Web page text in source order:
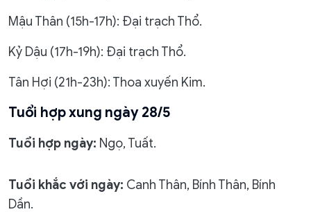
Mậu Thân (15h-17h): Đại trạch Thổ.
Kỷ Dậu (17h-19h): Đại trạch Thổ.
Tân Hợi (21h-23h): Thoa xuyến Kim.
Tuổi hợp xung ngày 28/5
Tuổi hợp ngày: Ngọ, Tuất.
Tuổi khắc với ngày: Canh Thân, Bính Thân, Bính
Dần.